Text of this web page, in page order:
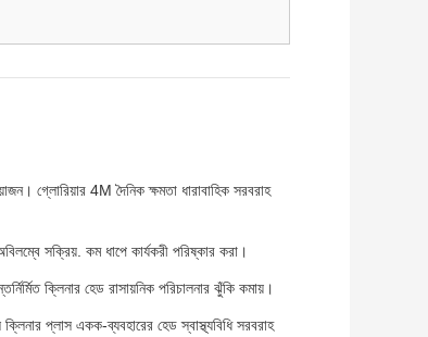
গ্লোরিয়ার 4M দৈনিক ক্ষমতা ধারাবাহিক সরবরাহ
সক্রিয়. কম ধাপে কার্যকরী পরিষ্কার করা।
ক্লিনার হেড রাসায়নিক পরিচালনার ঝুঁকি কমায়।
ক্লিনার প্লাস একক-ব্যবহারের হেড স্বাস্থ্যবিধি সরবরাহ